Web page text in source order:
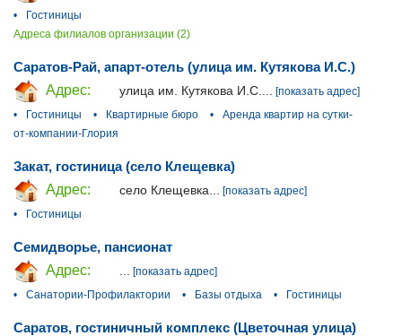
•
Гостиницы
Адреса филиалов организации (2)
Саратов-Рай, апарт-отель (улица им. Кутякова И.С.)
Адрес:
улица им. Кутякова И.С.... [показать адрес]
•
Гостиницы • Квартирные бюро •
Аренда квартир на сутки-
от-компании-Глория
Закат, гостиница (село Клещевка)
Адрес:
село Клещевка...
[показать адрес]
•
Гостиницы
Семидворье, пансионат
Адрес:
[показать адрес]
•
Санатории-Профилактории • Базы отдыха • Гостиницы
Саратов, гостиничный комплекс (Цветочная улица)